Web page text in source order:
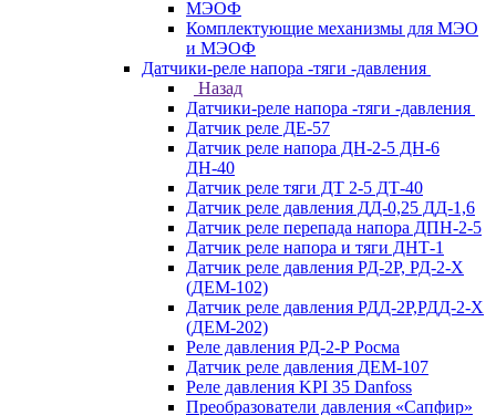
МЭОФ
Комплектующие механизмы для МЭО
и МЭОФ
Датчики-реле напора -тяги -давления
Назад
Датчики-реле напора -тяги -давления
Датчик реле ДЕ-57
Датчик реле напора ДН-2-5 ДН-6
ДН-40
Датчик реле тяги ДТ 2-5 ДТ-40
Датчик реле давления ДД-0,25 ДД-1,6
Датчик реле перепада напора ДПН-2-5
Датчик реле напора и тяги ДНТ-1
Датчик реле давления РД-2Р, РД-2-Х
(ДЕМ-102)
Датчик реле давления РДД-2Р,РДД-2-Х
(ДЕМ-202)
Реле давления РД-2-Р Росма
Датчик реле давления ДЕМ-107
Реле давления KPI 35 Danfoss
Преобразователи давления «Сапфир»